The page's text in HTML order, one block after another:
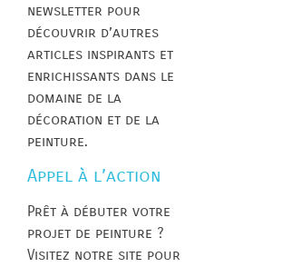
newsletter pour
découvrir d’autres
articles inspirants et
enrichissants dans le
domaine de la
décoration et de la
peinture.
Appel à l’action
Prêt à débuter votre
projet de peinture ?
Visitez notre site pour